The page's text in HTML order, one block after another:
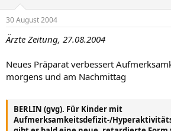
e
r
l
t
a
m
30 August 2004
Ärzte Zeitung, 27.08.2004
Neues Präparat verbessert
morgens und am Nachmittag
BERLIN (gvg). Für Kinder mit
Aufmerksamkeitsdefizit-/